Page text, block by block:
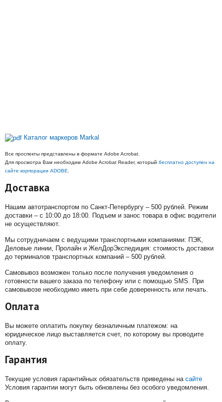
Каталог маркеров Markal
Все проспекты представлены в формате Adobe Acrobat.
Для просмотра Вам необходим Adobe Acrobat Reader, который бесплатно доступен на
сайте корпорации ADOBE.
Доставка
Нашим автотранспортом по Санкт-Петербургу – 500 рублей. Режим
доставки – с 10:00 до 18:00. Подъем и занос товара в офис водители
не осуществляют.
Мы сотрудничаем с ведущими транспортными компаниями: ПЭК,
Деловые линии, Пролайн и ЖелДорЭкспедиция: стоимость доставки
до терминалов транспортных компаний – 500 рублей.
Самовывоз возможен только после получения уведомления о
готовности вашего заказа по телефону или с помощью SMS. При
самовывозе необходимо иметь при себе доверенность или печать.
Оплата
Вы можете оплатить покупку безналичным платежом: на
юридическое лицо выставляется счет, по которому вы проводите
оплату.
Гарантия
Текущие условия гарантийных обязательств приведены на сайте
Условия гарантии могут быть обновлены без особого уведомления.